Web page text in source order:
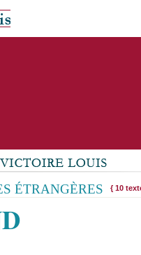
ÉTRANGÈRES { 10